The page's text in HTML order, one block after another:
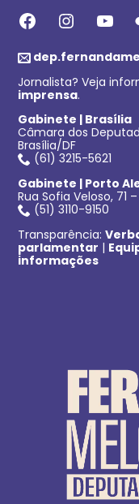
Facebook Instagram Youtube
Jornalista? Veja
imprensa.
Gabinete | Brasília
Câmara dos
Brasília/DF
(61) 3215-5621
Gabinete | Porto
Rua Sofia Veloso, 71
(51) 3110-9150
Transparência:
parlamentar |
informações